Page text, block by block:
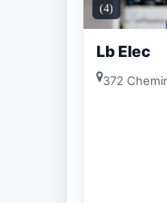
(4)
Lb Elec
372